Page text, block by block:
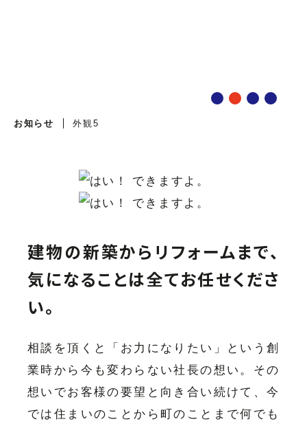
お知らせ
外観5
建物の新築からリフォームまで、
気になることは全てお任せくださ
い。
相談を頂くと「お力になりたい」という創
業時から今も変わらない社長の想い。その
想いでお客様の要望と向き合い続けて、今
では住まいのことから町のことまで何でも